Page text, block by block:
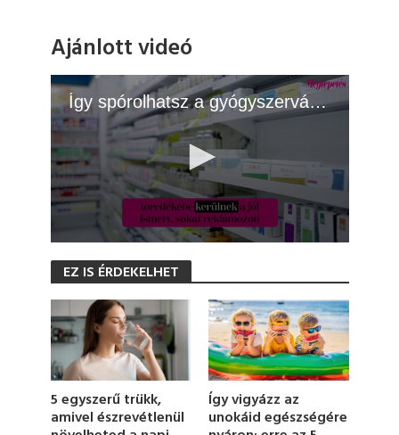
Ajánlott videó
Így spórolhatsz a gyógyszervásárláson
s
n
d
s
o
f
m
i
EZ IS ÉRDEKELHET
5 egyszerű trükk,
amivel észrevétlenül
Így vigyázz az
unokáid egészségére